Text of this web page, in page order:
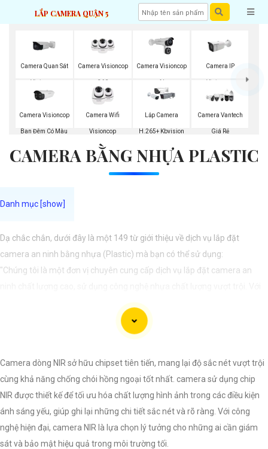
LẮP CAMERA QUẬN 5
Camera Quan Sát
Visioncop
Camera Visioncop
360
Camera Visioncop
Al
Camera IP
Visioncop
Camera Visioncop
Ban Đêm Có Màu
Camera Wifi
Visioncop
Lắp Camera
H.265+ Kbvision
Camera Vantech
Giá Rẻ
CAMERA BẰNG NHỰA PLASTIC
Dạ chắc chắn, dưới đây là một 149 từ giới thiệu về dịch vụ lắp đặt
camera an ninh bằng nhựa (Plastic) mà bạn có thể sử dụng:
"Chúng tôi là một đơn vị chuyên cung cấp dịch vụ lắp đặt camera an
khách hàng sự an tâm và yên tâm về an ninh tại mọi không gian. Hệ
thống camera nhựa của chúng An Thành Phát Không chỉ mang lại hình
hiệu quả. Đến với chúng tôi, quý khách sẽ được tư vấn kỹ lưỡng và lựa
chọn giải pháp an ninh tốt nhất cho gia đình, cửa hàng hoặc doanh
nghiệp của mình. Hãy để chúng tôi giúp bạn bảo vệ mọi khoảnh khắc
quan trọng."
Camera dòng NIR sở hữu chipset tiên tiến, mang lại độ sắc nét vượt trội
cùng khả năng chống chói hồng ngoại tốt nhất. camera sử dụng chip
NIR được thiết kế để tối ưu hóa chất lượng hình ảnh trong các điều kiện
ánh sáng yếu, giúp ghi lại những chi tiết sắc nét và rõ ràng. Với công
nghệ hiện đại, camera NIR là lựa chọn lý tưởng cho những ai cần giám
sát và bảo mật hiệu quả trong môi trường tối.